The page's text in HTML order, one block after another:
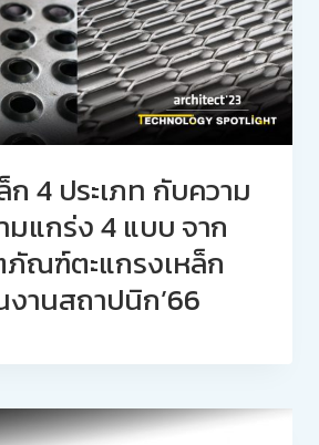
ก 4 ประเภท กับความ
มแกร่ง 4 แบบ จาก
ณฑ์ตะแกรงเหล็ก
งานสถาปนิก’66